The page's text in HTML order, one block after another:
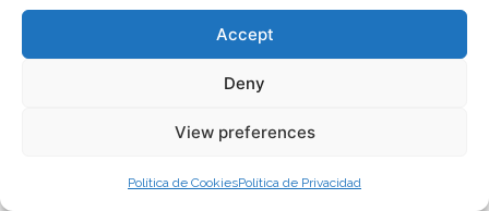
Accept
Deny
View preferences
Política de CookiesPolítica de Privacidad